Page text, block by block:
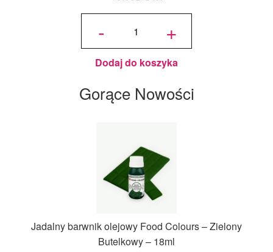
-
ilość
Aerografu
Fractal
FlowAir -
Royal
Blue (100
+
Dodaj do koszyka
Gorące Nowości
Jadalny barwnik olejowy Food Colours – Zielony
Butelkowy – 18ml